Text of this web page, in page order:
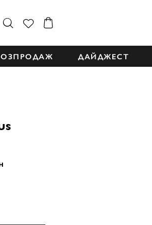
ДАЙДЖЕСТ